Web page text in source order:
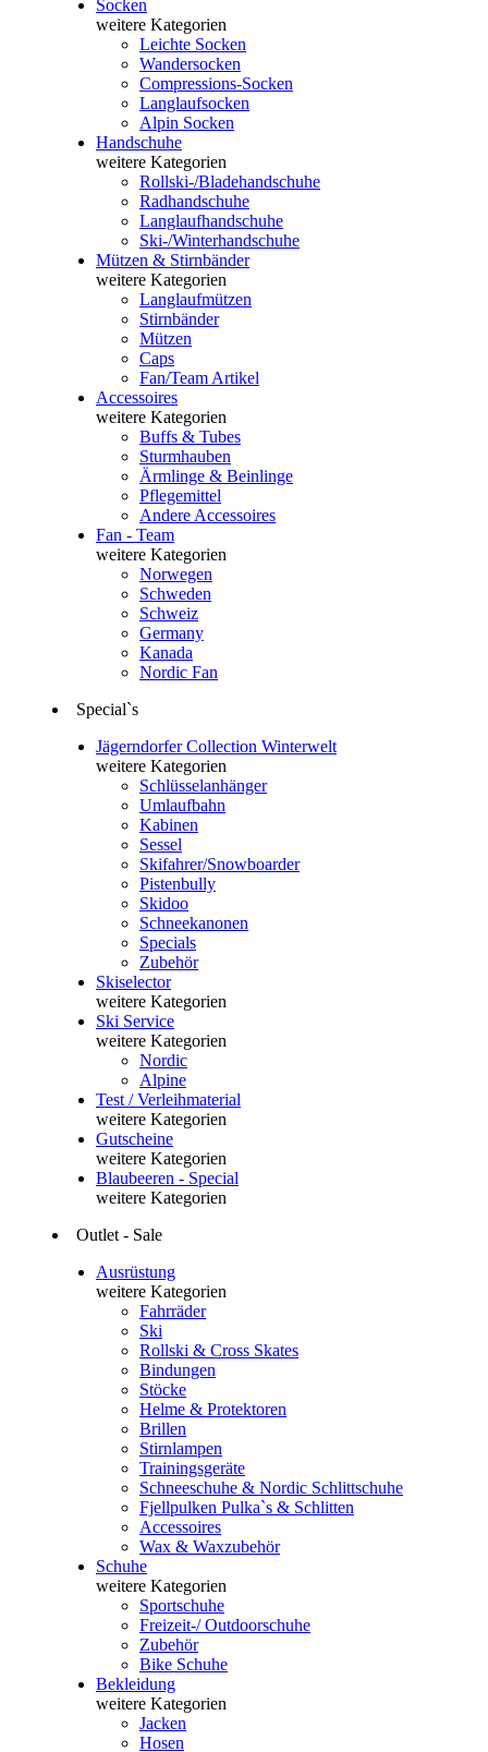
Socken
weitere Kategorien
Leichte Socken
Wandersocken
Compressions-Socken
Langlaufsocken
Alpin Socken
Handschuhe
weitere Kategorien
Rollski-/Bladehandschuhe
Radhandschuhe
Langlaufhandschuhe
Ski-/Winterhandschuhe
Mützen & Stirnbänder
weitere Kategorien
Langlaufmützen
Stirnbänder
Mützen
Caps
Fan/Team Artikel
Accessoires
weitere Kategorien
Buffs & Tubes
Sturmhauben
Ärmlinge & Beinlinge
Pflegemittel
Andere Accessoires
Fan - Team
weitere Kategorien
Norwegen
Schweden
Schweiz
Germany
Kanada
Nordic Fan
Special`s
Jägerndorfer Collection Winterwelt
weitere Kategorien
Schlüsselanhänger
Umlaufbahn
Kabinen
Sessel
Skifahrer/Snowboarder
Pistenbully
Skidoo
Schneekanonen
Specials
Zubehör
Skiselector
weitere Kategorien
Ski Service
weitere Kategorien
Nordic
Alpine
Test / Verleihmaterial
weitere Kategorien
Gutscheine
weitere Kategorien
Blaubeeren - Special
weitere Kategorien
Outlet - Sale
Ausrüstung
weitere Kategorien
Fahrräder
Ski
Rollski & Cross Skates
Bindungen
Stöcke
Helme & Protektoren
Brillen
Stirnlampen
Trainingsgeräte
Schneeschuhe & Nordic Schlittschuhe
Fjellpulken Pulka`s & Schlitten
Accessoires
Wax & Waxzubehör
Schuhe
weitere Kategorien
Sportschuhe
Freizeit-/ Outdoorschuhe
Zubehör
Bike Schuhe
Bekleidung
weitere Kategorien
Jacken
Hosen